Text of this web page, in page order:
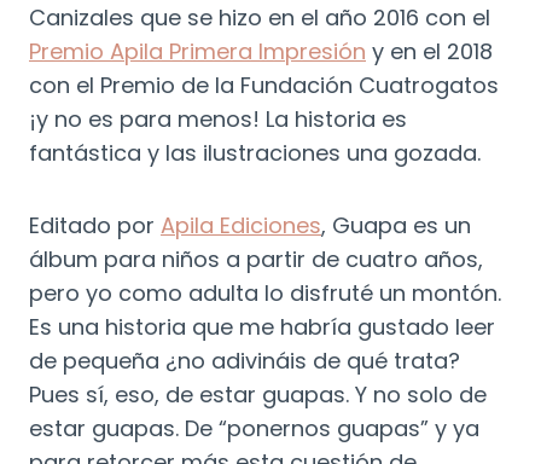
Canizales que se hizo en el año 2016 con el
Premio Apila Primera Impresión y en el 2018
con el Premio de la Fundación Cuatrogatos
¡y no es para menos! La historia es
fantástica y las ilustraciones una gozada.
Editado por Apila Ediciones, Guapa es un
álbum para niños a partir de cuatro años,
pero yo como adulta lo disfruté un montón.
Es una historia que me habría gustado leer
de pequeña ¿no adivináis de qué trata?
Pues sí, eso, de estar guapas. Y no solo de
estar guapas. De “ponernos guapas” y ya